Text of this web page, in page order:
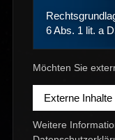
6 Abs. 1 lit. a
Möchten Sie
Externe Inhalte
Weitere